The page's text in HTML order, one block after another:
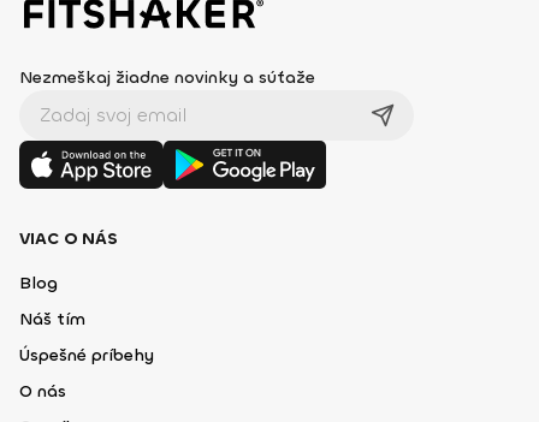
Nezmeškaj žiadne novinky a súťaže
VIAC O NÁS
Blog
Náš tím
Úspešné príbehy
O nás